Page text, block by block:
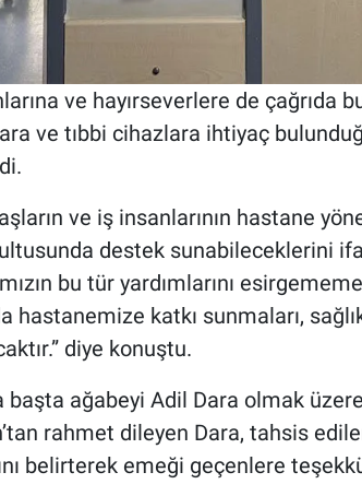
ve hayırseverlere de çağrıda
ve tıbbi cihazlara ihtiyaç
ve iş insanlarının hastane
destek sunabileceklerini
bu tür yardımlarını
hastanemize katkı sunmaları,
diye konuştu.
başta ağabeyi Adil Dara olmak
rahmet dileyen Dara, tahsis
belirterek emeği geçenlere